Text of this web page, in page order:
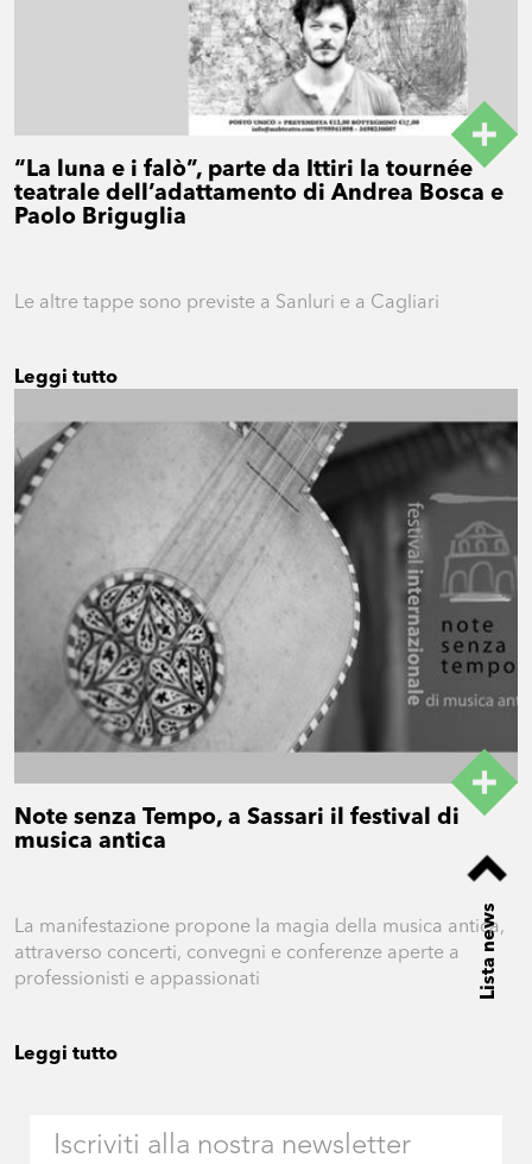
“La luna e i falò”, parte da Ittiri la tournée
teatrale dell’adattamento di Andrea Bosca e
Paolo Briguglia
Le altre tappe sono previste a Sanluri e a Cagliari
Leggi tutto
Note senza Tempo, a Sassari il festival di
musica antica
La manifestazione propone la magia della musica antica,
attraverso concerti, convegni e conferenze aperte a
professionisti e appassionati
Leggi tutto
Lista news